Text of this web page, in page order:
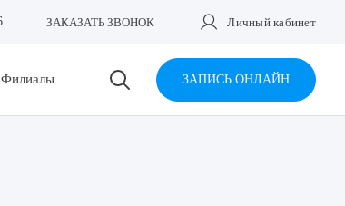
ЗАКАЗАТЬ ЗВОНОК Личный кабинет
Филиалы ЗАПИСЬ ОНЛАЙН